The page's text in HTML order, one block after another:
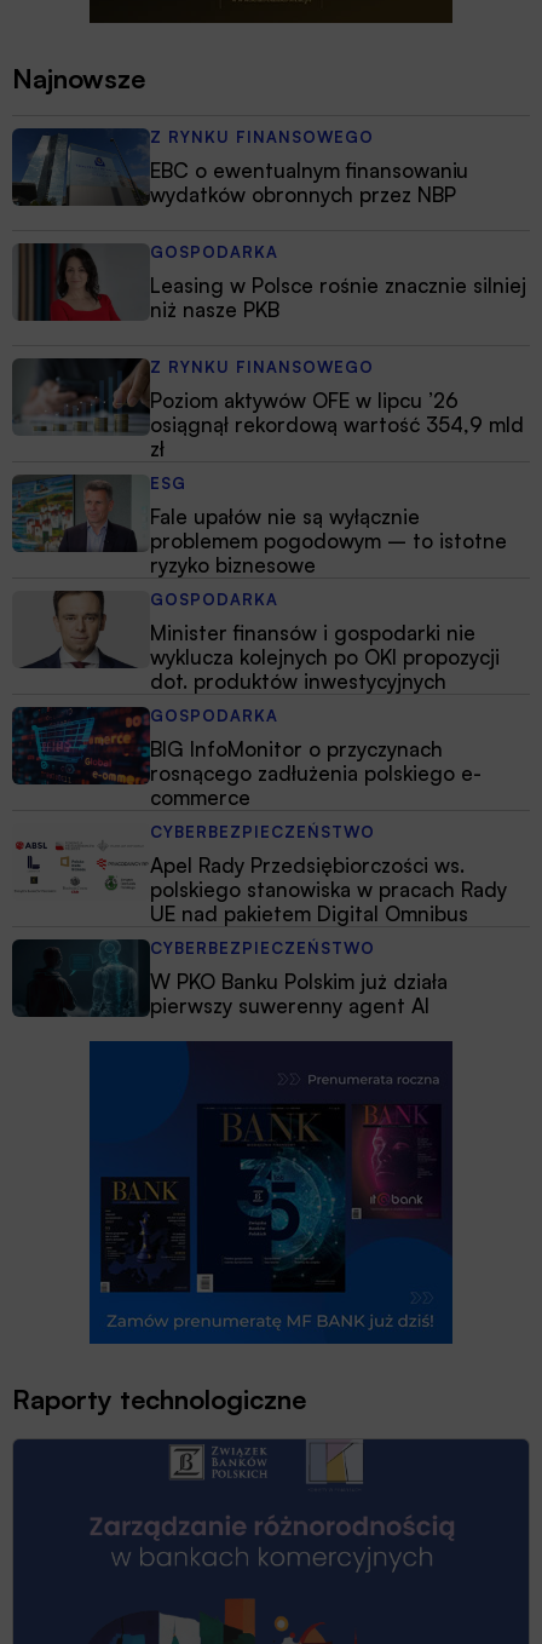
Najnowsze
Z RYNKU FINANSOWEGO
EBC o ewentualnym finansowaniu
wydatków obronnych przez NBP
GOSPODARKA
Leasing w Polsce rośnie znacznie silniej
niż nasze PKB
Z RYNKU FINANSOWEGO
Poziom aktywów OFE w lipcu ’26
osiągnął rekordową wartość 354,9 mld
zł
ESG
Fale upałów nie są wyłącznie
problemem pogodowym – to istotne
ryzyko biznesowe
GOSPODARKA
Minister finansów i gospodarki nie
wyklucza kolejnych po OKI propozycji
dot. produktów inwestycyjnych
GOSPODARKA
BIG InfoMonitor o przyczynach
rosnącego zadłużenia polskiego e-
commerce
CYBERBEZPIECZEŃSTWO
Apel Rady Przedsiębiorczości ws.
polskiego stanowiska w pracach Rady
UE nad pakietem Digital Omnibus
CYBERBEZPIECZEŃSTWO
W PKO Banku Polskim już działa
pierwszy suwerenny agent AI
Raporty technologiczne